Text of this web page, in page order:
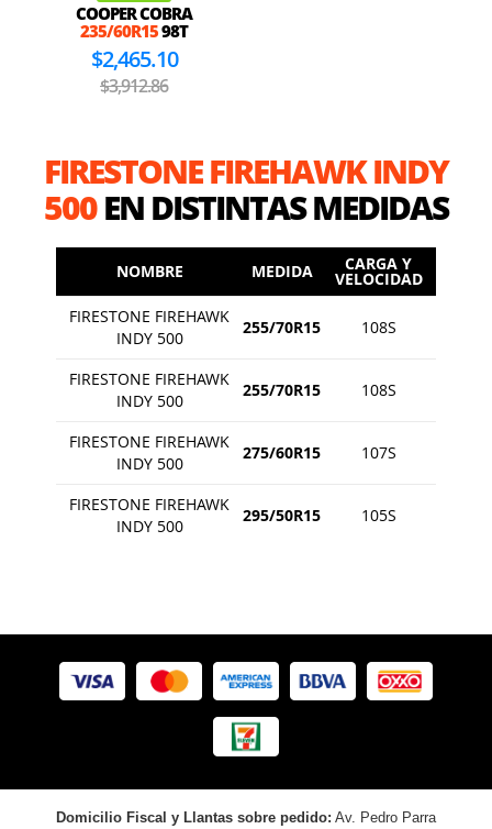
COOPER COBRA
235/60R1598T
$2,465.10
$3,912.86
FIRESTONE FIREHAWK INDY
500EN DISTINTAS MEDIDAS
NOMBRE MEDIDA CARGA Y
VELOCIDAD
FIRESTONE FIREHAWK
INDY 500
255/70R15 108S
FIRESTONE FIREHAWK
INDY 500
255/70R15 108S
FIRESTONE FIREHAWK
INDY 500
275/60R15 107S
FIRESTONE FIREHAWK
INDY 500
295/50R15 105S
Domicilio Fiscal y Llantas sobre pedido: Av. Pedro Parra